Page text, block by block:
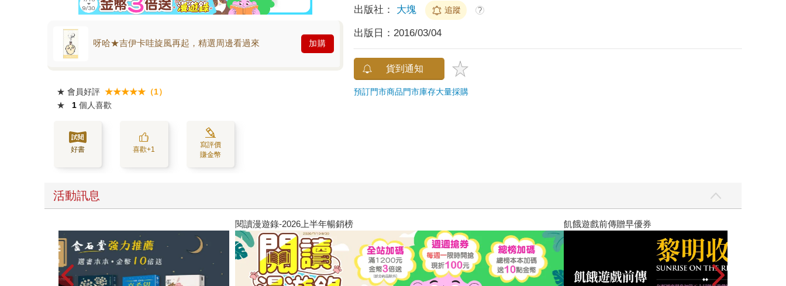
呀哈★吉伊卡哇旋風再起，精選周邊看過來 加購
★ 會員好評 ★★★★★（1）
★
1 個人喜歡
好書 喜歡+1
寫評價
賺金幣
出版社： 大塊 追蹤 ?
出版日： 2016/03/04
貨到通知
預訂門市商品門市庫存大量採購
活動訊息